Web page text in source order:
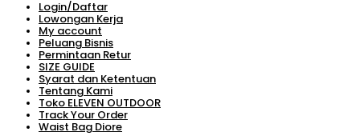
Login/Daftar
Lowongan Kerja
My account
Peluang Bisnis
Permintaan Retur
SIZE GUIDE
Syarat dan Ketentuan
Tentang Kami
Toko ELEVEN OUTDOOR
Track Your Order
Waist Bag Diore